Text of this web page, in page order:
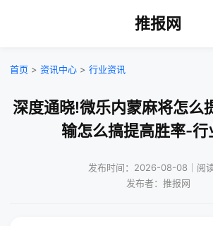
推报网
首页 > 资讯中心 > 行业资讯
深度通晓!微乐内蒙麻将怎么
输怎么搞提高胜率-行
发布时间：2026-08-08｜阅
发布者：推报网